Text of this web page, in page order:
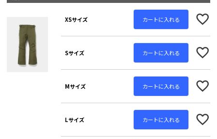
XSサイズ カートに入れる
Sサイズ カートに入れる
Mサイズ カートに入れる
Lサイズ カートに入れる